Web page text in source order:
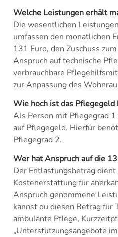
Welche Leistungen erhält
Die wesentlichen
umfassen den monatlichen
131 Euro, den Zuschuss
Anspruch auf technische
verbrauchbare
zur Anpassung des
Wie hoch ist das Pflegegeld
Als Person mit Pflegegrad
auf Pflegegeld. Hierfür
Pflegegrad 2.
Wer hat Anspruch auf die
Der Entlastungsbetrag
Kostenerstattung für
Anspruch genommene
kannst du diesen Betrag für
ambulante Pflege,
„Unterstützungsangebote